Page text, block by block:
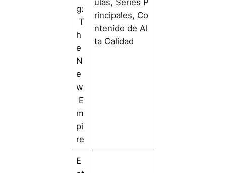
g:
T
h
e
N
e
w
E
m
pi
re
ulas, Series P
rincipales, Co
ntenido de Al
ta Calidad
E